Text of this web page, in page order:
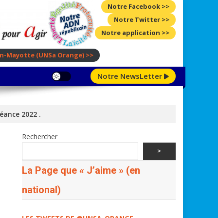
Notre Facebook >>
Notre Twitter >>
Notre application >>
Mayotte (UNSa Orange) >>
Notre NewsLetter
2022 .
Rechercher
>
La Page que « J’aime » (en
national)